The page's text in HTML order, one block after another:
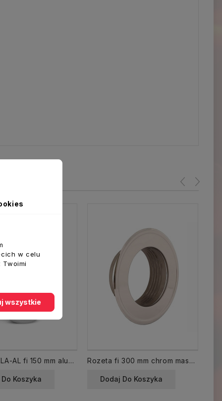
Kratka UELA-AL fi 150 mm aluminiowa czerpnia wyrzutnia
Koszyka
Rozeta fi 300 mm chrom maskownica
Dodaj Do Koszyka
w celu
wszystkie